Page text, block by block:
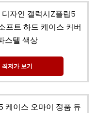
자인 갤럭시Z플립5
프트 하드 케이스 커버
스텔 색상
최저가 보기
케이스 오마이 정품 듀